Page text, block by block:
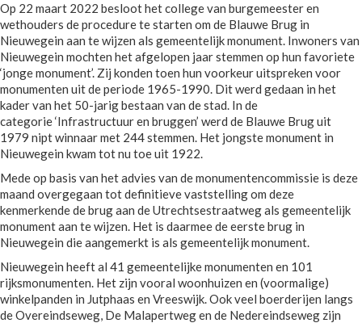
Op 22 maart 2022 besloot het college van burgemeester en
wethouders de procedure te starten om de Blauwe Brug in
Nieuwegein aan te wijzen als gemeentelijk monument. Inwoners van
Nieuwegein mochten het afgelopen jaar stemmen op hun favoriete
‘jonge monument’. Zij konden toen hun voorkeur uitspreken voor
monumenten uit de periode 1965-1990. Dit werd gedaan in het
kader van het 50-jarig bestaan van de stad. In de
categorie ‘Infrastructuur en bruggen’ werd de Blauwe Brug uit
1979 nipt winnaar met 244 stemmen. Het jongste monument in
Nieuwegein kwam tot nu toe uit 1922.
Mede op basis van het advies van de monumentencommissie is deze
maand overgegaan tot definitieve vaststelling om deze
kenmerkende de brug aan de Utrechtsestraatweg als gemeentelijk
monument aan te wijzen. Het is daarmee de eerste brug in
Nieuwegein die aangemerkt is als gemeentelijk monument.
Nieuwegein heeft al 41 gemeentelijke monumenten en 101
rijksmonumenten. Het zijn vooral woonhuizen en (voormalige)
winkelpanden in Jutphaas en Vreeswijk. Ook veel boerderijen langs
de Overeindseweg, De Malapertweg en de Nedereindseweg zijn